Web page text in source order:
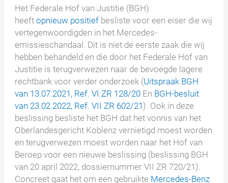
Het Federale Hof van Justitie (BGH)
heeftopnieuw positief besliste voor een eiser die wij
vertegenwoordigden in het Mercedes-
emissieschandaal. Dit is niet de eerste zaak die wij
hebben behandeld en die door het Federale Hof van
Justitie is terugverwezen naar de bevoegde lagere
rechtbank voor verder onderzoek (Uitspraak BGH
van 13.07.2021, Ref. VI ZR 128/20 En BGH-besluit
van 23.02.2022, Ref. VII ZR 602/21). Ook in deze
beslissing besliste het BGH dat het vonnis van het
Oberlandesgericht Koblenz vernietigd moest worden
en terugverwezen moest worden naar het Hof van
Beroep voor een nieuwe beslissing (beslissing BGH
van 20 april 2022, dossiernummer VII ZR 720/21).
Concreet gaat het om een gebruikte Mercedes-Benz